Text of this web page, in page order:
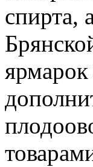
спирта,